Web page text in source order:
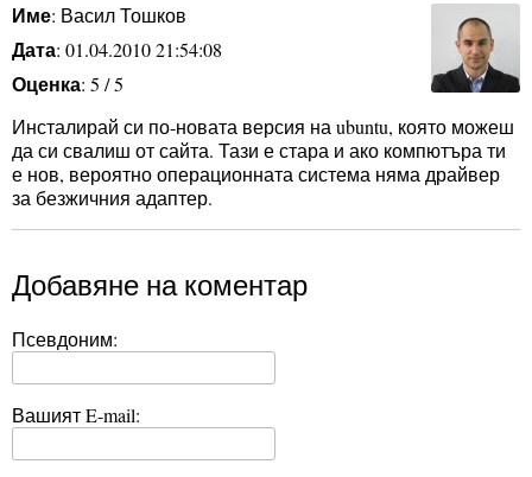
Име: Васил Тошков
Дата: 01.04.2010 21:54:08
Оценка: 5 / 5
Инсталирай си по-новата версия на ubuntu, която можеш
да си свалиш от сайта. Тази е стара и ако компютъра ти
е нов, вероятно операционната система няма драйвер
за безжичния адаптер.
Добавяне на коментар
Псевдоним:
Вашият E-mail: